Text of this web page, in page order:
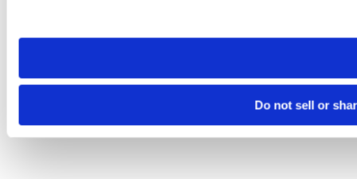
need to be set again.
Do not sell or